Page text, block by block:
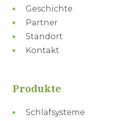
Geschichte
Partner
Standort
Kontakt
Produkte
Schlafsysteme